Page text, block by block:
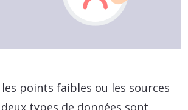
points faibles ou les sources
types de données sont